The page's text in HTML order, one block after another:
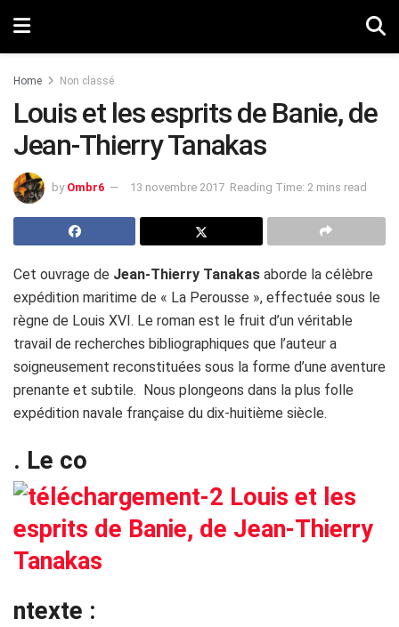
Home Non classé
Louis et les esprits de Banie, de
Jean-Thierry Tanakas
by Ombr6 13 novembre 2017 Reading Time: 2 mins read
Cet ouvrage de Jean-Thierry Tanakas aborde la célèbre
expédition maritime de « La Perousse », effectuée sous le
règne de Louis XVI. Le roman est le fruit d’un véritable
travail de recherches bibliographiques que l’auteur a
soigneusement reconstituées sous la forme d’une aventure
prenante et subtile. Nous plongeons dans la plus folle
expédition navale française du dix-huitième siècle.
. Le co
ntexte :